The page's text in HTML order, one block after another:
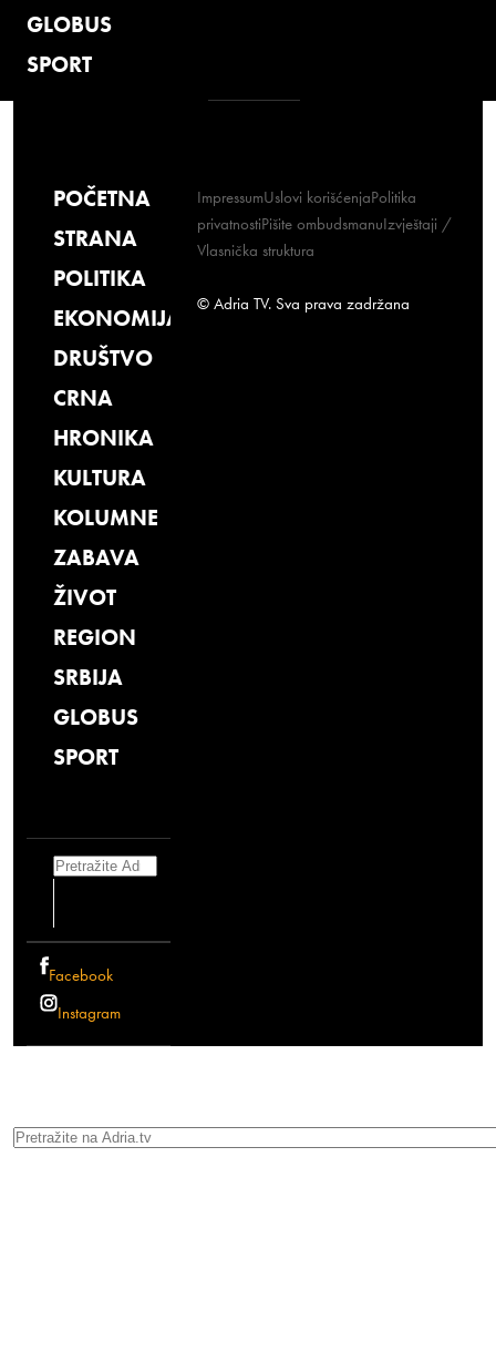
GLOBUS
SPORT
POČETNA
STRANA
POLITIKA
EKONOMIJA
DRUŠTVO
CRNA
HRONIKA
KULTURA
KOLUMNE
ZABAVA
ŽIVOT
REGION
SRBIJA
GLOBUS
SPORT
Search
Facebook
Instagram
ImpressumUslovi korišćenjaPolitika
privatnostiPišite ombudsmanuIzvještaji /
Vlasnička struktura
© Adria TV. Sva prava zadržana
Search